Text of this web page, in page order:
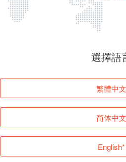
頁面無法
登入
返回首頁
選擇語
繁體中文
简体中文
English*